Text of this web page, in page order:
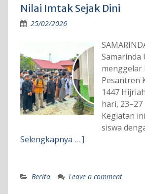
Nilai Imtak Sejak Dini
25/02/2026
Samarinda
menggelar
Pesantren
1447
hari, 23–27
Kegiatan
siswa
Selengkapnya … ]
Berita Leave a comment